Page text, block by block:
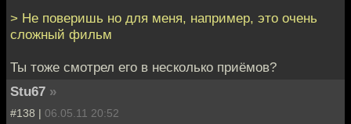
> Не поверишь но для меня, например, это очень
сложный фильм
Ты тоже смотрел его в несколько приёмов?
Stu67 »
#138 | 06.05.11 20:52